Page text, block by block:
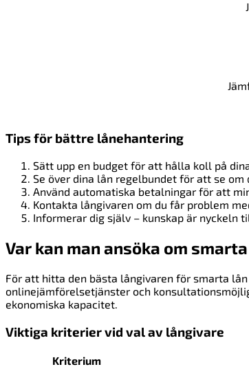
Tips för bättre lånehantering
Sätt upp en budget för att hålla koll på
Se över dina lån regelbundet för att se
Använd automatiska betalningar för att
Kontakta långivaren om du får problem
Informerar dig själv – kunskap är nyckeln
Var kan man ansöka om
För att hitta den bästa långivaren för smarta
onlinejämförelsetjänster och
ekonomiska kapacitet.
Viktiga kriterier vid val av långivare
Kriterium